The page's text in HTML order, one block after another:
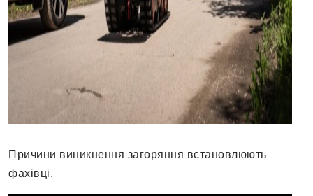
Причини виникнення загоряння встановлюють
фахівці.